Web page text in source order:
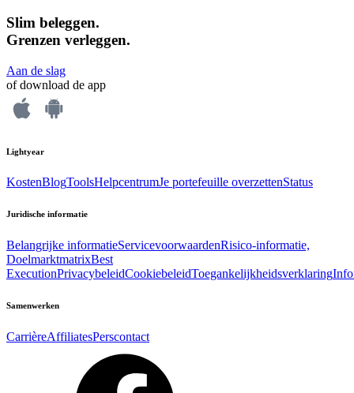
Slim beleggen.
Grenzen verleggen.
Aan de slag
of download de app
Lightyear
KostenBlogToolsHelpcentrumJe portefeuille overzettenStatus
Juridische informatie
Belangrijke informatieServicevoorwaardenRisico-informatie,
DoelmarktmatrixBest
ExecutionPrivacybeleidCookiebeleidToegankelijkheidsverklaring
Samenwerken
CarrièreAffiliatesPerscontact